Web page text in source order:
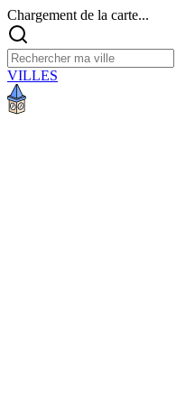
Chargement de la carte...
VILLES